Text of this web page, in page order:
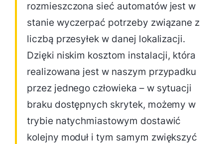
rozmieszczona sieć automatów jest w
stanie wyczerpać potrzeby związane z
liczbą przesyłek w danej lokalizacji.
Dzięki niskim kosztom instalacji, która
realizowana jest w naszym przypadku
przez jednego człowieka – w sytuacji
braku dostępnych skrytek, możemy w
trybie natychmiastowym dostawić
kolejny moduł i tym samym zwiększyć